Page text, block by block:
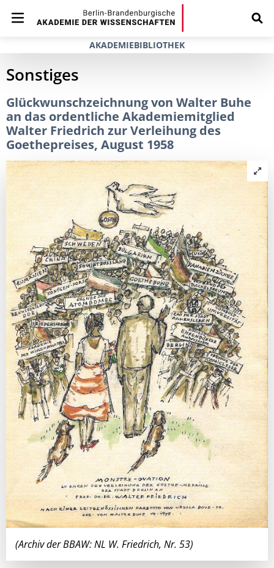
AKADEMIEBIBLIOTHEK
Sonstiges
Glückwunschzeichnung von Walter Buhe
an das ordentliche Akademiemitglied
Walter Friedrich zur Verleihung des
Goethepreises, August 1958
(Archiv der BBAW: NL W. Friedrich, Nr. 53)